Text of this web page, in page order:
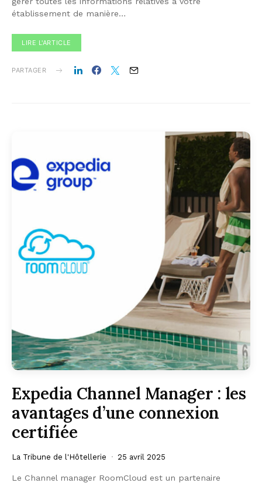
établissement de manière…
LIRE L'ARTICLE
PARTAGER
Expedia Channel Manager : les
avantages d’une connexion
certifiée
La Tribune de l'Hôtellerie 25 avril 2025
Le Channel manager RoomCloud est un partenaire